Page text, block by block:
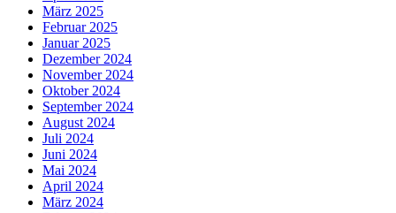
März 2025
Februar 2025
Januar 2025
Dezember 2024
November 2024
Oktober 2024
September 2024
August 2024
Juli 2024
Juni 2024
Mai 2024
April 2024
März 2024